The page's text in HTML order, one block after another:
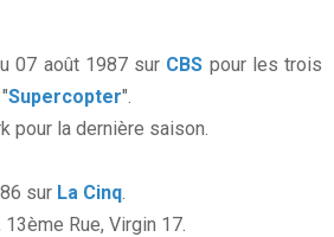
07 août 1987 sur CBS pour les trois
Supercopter".
pour la dernière saison.
sur La Cinq
Rue, Virgin 17.